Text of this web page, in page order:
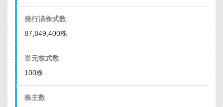
発行済株式数
87,849,400株
単元株式数
100株
株主数